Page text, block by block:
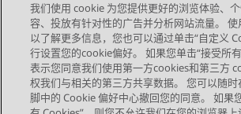
Topic navigation
上一主题
我们使用 cookie 为您提供更好的浏览体验、
容、投放有针对性的广告并分析网站流量。
以了解更多信息，您也可以通过单击“自定义
行设置您的cookie偏好。 如果您单击“接受所
表示您同意我们使用第一方cookies和第三方
权我们与相关的第三方共享数据。 您可以随时
脚中的 Cookie 偏好中心撤回您的同意。 如果